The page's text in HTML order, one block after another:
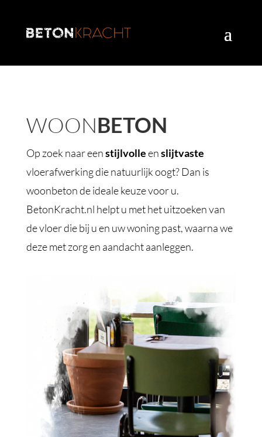
WOONBETON
Op zoek naar eenstijlvolleenslijtvaste
vloerafwerking die natuurlijk oogt? Dan is
woonbeton de ideale keuze voor u.
BetonKracht.nl helpt u met het uitzoeken van
de vloer die bij u en uw woning past, waarna we
deze met zorg en aandacht aanleggen.